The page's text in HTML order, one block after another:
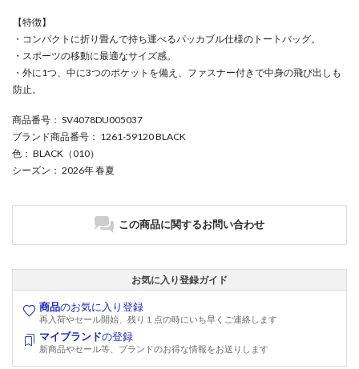
【特徴】
・コンパクトに折り畳んで持ち運べるパッカブル仕様のトートバッグ。
・スポーツの移動に最適なサイズ感。
・外に1つ、中に3つのポケットを備え、ファスナー付きで中身の飛び出しも
防止。
商品番号 ： SV4078DU005037
ブランド商品番号 ： 1261-59120 BLACK
色 ： BLACK（010）
シーズン ： 2026年 春夏
この商品に関するお問い合わせ
お気に入り登録ガイド
商品のお気に入り登録
再入荷やセール開始、残り１点の時にいち早くご連絡します
マイブランドの登録
新商品やセール等、ブランドのお得な情報をお送りします